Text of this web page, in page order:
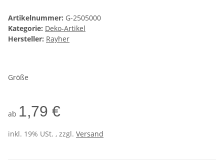
Artikelnummer: G-2505000
Kategorie: Deko-Artikel
Hersteller: Rayher
Größe
ab 1,79 €
inkl. 19% USt. , zzgl. Versand